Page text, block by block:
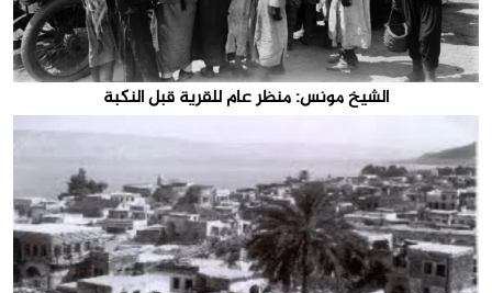
الشيخ مونس: منظر عام للقرية قبل النكبة